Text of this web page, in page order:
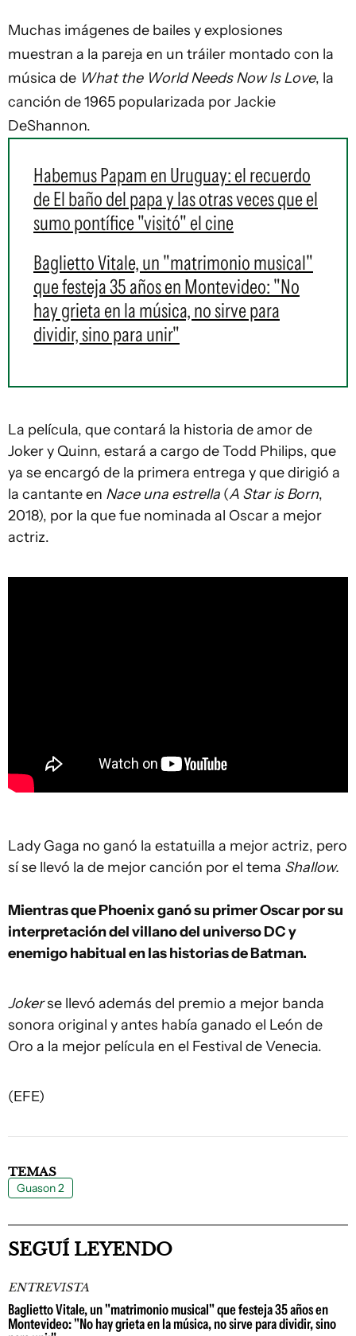
Muchas imágenes de bailes y explosiones
muestran a la pareja en un tráiler montado con la
música de What the World Needs Now Is Love, la
canción de 1965 popularizada por Jackie
DeShannon.
Habemus Papam en Uruguay: el recuerdo
de El baño del papa y las otras veces que el
sumo pontífice "visitó" el cine
Baglietto Vitale, un "matrimonio musical"
que festeja 35 años en Montevideo: "No
hay grieta en la música, no sirve para
dividir, sino para unir"
La película, que contará la historia de amor de
Joker y Quinn, estará a cargo de Todd Philips, que
ya se encargó de la primera entrega y que dirigió a
la cantante en Nace una estrella (A Star is Born,
2018), por la que fue nominada al Oscar a mejor
actriz.
Lady Gaga no ganó la estatuilla a mejor actriz, pero
sí se llevó la de mejor canción por el tema Shallow.
Mientras que Phoenix ganó su primer Oscar por su
interpretación del villano del universo DC y
enemigo habitual en las historias de Batman.
Jokerse llevó además del premio a mejor banda
sonora original y antes había ganado el León de
Oro a la mejor película en el Festival de Venecia.
(EFE)
TEMAS
Guason 2
SEGUÍ LEYENDO
ENTREVISTA
Baglietto Vitale, un "matrimonio musical" que festeja 35 años en
Montevideo: "No hay grieta en la música, no sirve para dividir, sino